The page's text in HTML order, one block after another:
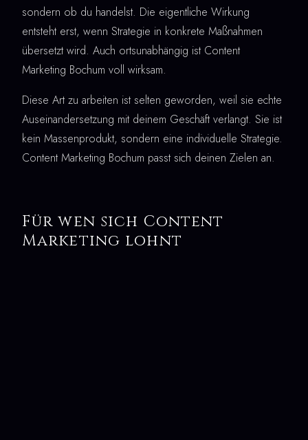
sondern ob du handelst. Die eigentliche Wirkung
entsteht erst, wenn Strategie in konkrete Maßnahmen
übersetzt wird. Auch ortsunabhängig ist Content
Marketing Bochum voll wirksam.
Diese Art zu arbeiten ist selten geworden, weil sie echte
Auseinandersetzung mit deinem Geschäft verlangt. Sie ist
kein Massenprodukt, sondern eine individuelle Strategie.
Content Marketing Bochum passt sich deinen Zielen an.
Für wen sich Content
Marketing lohnt